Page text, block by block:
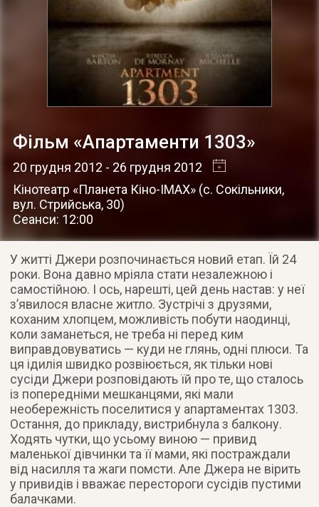
ДОВІДКА
Фільм «Апартаменти 1303»
20 грудня 2012 - 26 грудня 2012
Кінотеатр «Планета Кіно-IMAX» (с. Сокільники,
вул. Стрийська, 30)
Сеанси: 12:00
У житті Джери розпочинається новий етап. Їй 24
роки. Вона давно мріяла стати незалежною і
самостійною. І ось, нарешті, цей день настав: у неї
з’явилося власне житло. Зустрічі з друзями,
коханим хлопцем, можливість побути наодинці,
коли заманеться, не треба ні перед ким
виправдовуватись — куди не глянь, одні плюси. Та
ця ідилія швидко розвіюється, як тільки нові
сусіди Джери розповідають їй про те, що сталось
із попередніми мешканцями, які мали
необережність поселитися у апартаментах 1303.
Остання, до прикладу, вистрибнула з балкону.
Ходять чутки, що усьому виною — привид
маленької дівчинки та її мами, які постраждали
від насилля та жаги помсти. Але Джера не вірить
у привидів і вважає перестороги сусідів пустими
балачками.